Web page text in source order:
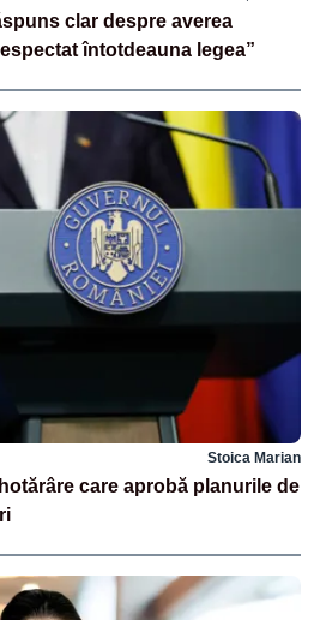
clar despre averea
întotdeauna legea”
Stoica Marian
care aprobă planurile de